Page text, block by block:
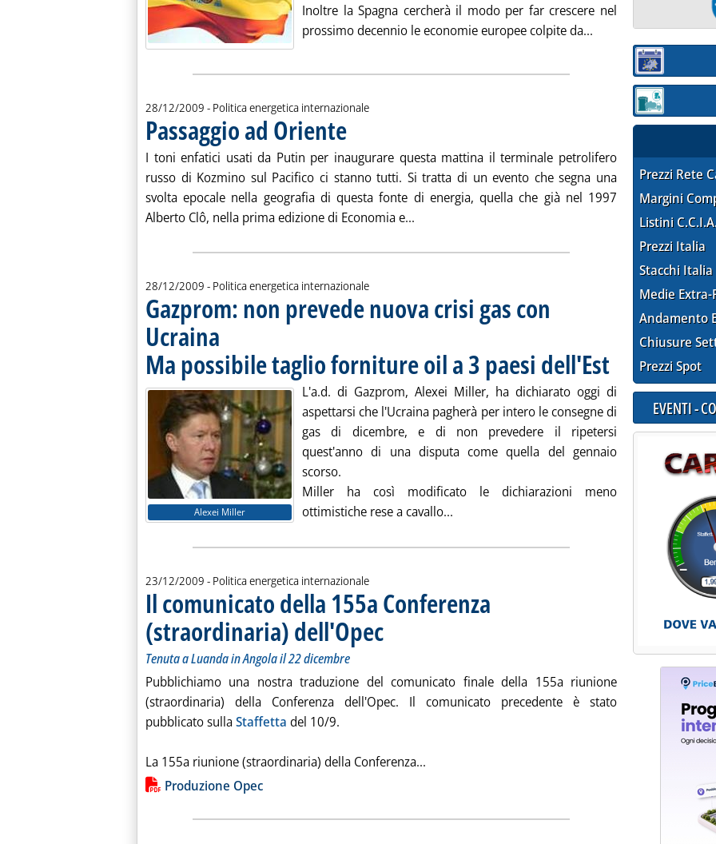
Inoltre la Spagna cercherà il modo per far crescere nel
prossimo decennio le economie europee colpite da... Leggi tutta la
28/12/2009 - Politica energetica internazionale
Passaggio ad Oriente
I toni enfatici usati da Putin per inaugurare questa mattina il terminale petrolifero
russo di Kozmino sul Pacifico ci stanno tutti. Si tratta di un evento che segna una
svolta epocale nella geografia di questa fonte di energia, quella che già nel 1997
Alberto Clô, nella prima edizione di Economia e... Leggi tutta la notizia: 'Passaggio ad Oriente'
28/12/2009 - Politica energetica internazionale
Gazprom: non prevede nuova crisi gas con
Ucraina
Ma possibile taglio forniture oil a 3 paesi dell'Est
Alexei Miller
L'a.d. di Gazprom, Alexei Miller, ha dichiarato oggi di
aspettarsi che l'Ucraina pagherà per intero le consegne di
gas di dicembre, e di non prevedere il ripetersi
quest'anno di una disputa come quella del gennaio
scorso.
Miller ha così modificato le dichiarazioni meno
ottimistiche rese a cavallo... Leggi tutta la notizia: 'Gazprom: non
23/12/2009 - Politica energetica internazionale
Il comunicato della 155a Conferenza
(straordinaria) dell'Opec
Tenuta a Luanda in Angola il 22 dicembre
Pubblichiamo una nostra traduzione del comunicato finale della 155a riunione
(straordinaria) della Conferenza dell'Opec. Il comunicato precedente è stato
pubblicato sullaStaffetta del 10/9.
La 155a riunione (straordinaria) della Conferenza... Leggi tutta la notizia: 'Il comunicato della 155a
Lista allegati PDF alla notizia
Produzione Opec
Sezione:
Sezione:
Prezzi Rete
Margini
Listini
Prezzi Italia
Stacchi Italia
Medie Extra-
Andamento
Chiusure
Prezzi Spot
EVENTI -